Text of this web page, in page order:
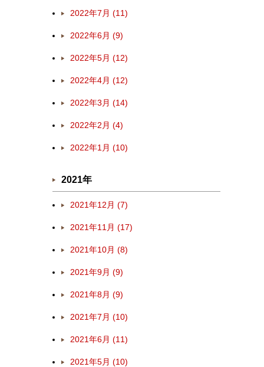
2022年7月 (11)
2022年6月 (9)
2022年5月 (12)
2022年4月 (12)
2022年3月 (14)
2022年2月 (4)
2022年1月 (10)
2021年
2021年12月 (7)
2021年11月 (17)
2021年10月 (8)
2021年9月 (9)
2021年8月 (9)
2021年7月 (10)
2021年6月 (11)
2021年5月 (10)